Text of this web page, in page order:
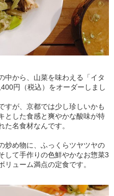
中から、山菜を味わえる「イタ
円（税込）をオーダーしまし
すが、京都では少し珍しいかも
とした食感と爽やかな酸味が特
名食材なんです。
炒め物に、ふっくらツヤツヤの
して手作りの色鮮やかなお惣菜3
ューム満点の定食です。